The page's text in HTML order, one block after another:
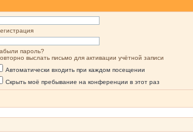
пароль?
выслать письмо для активации учётной записи
Автоматически входить при каждом посещении
Скрыть моё пребывание на конференции в этот раз